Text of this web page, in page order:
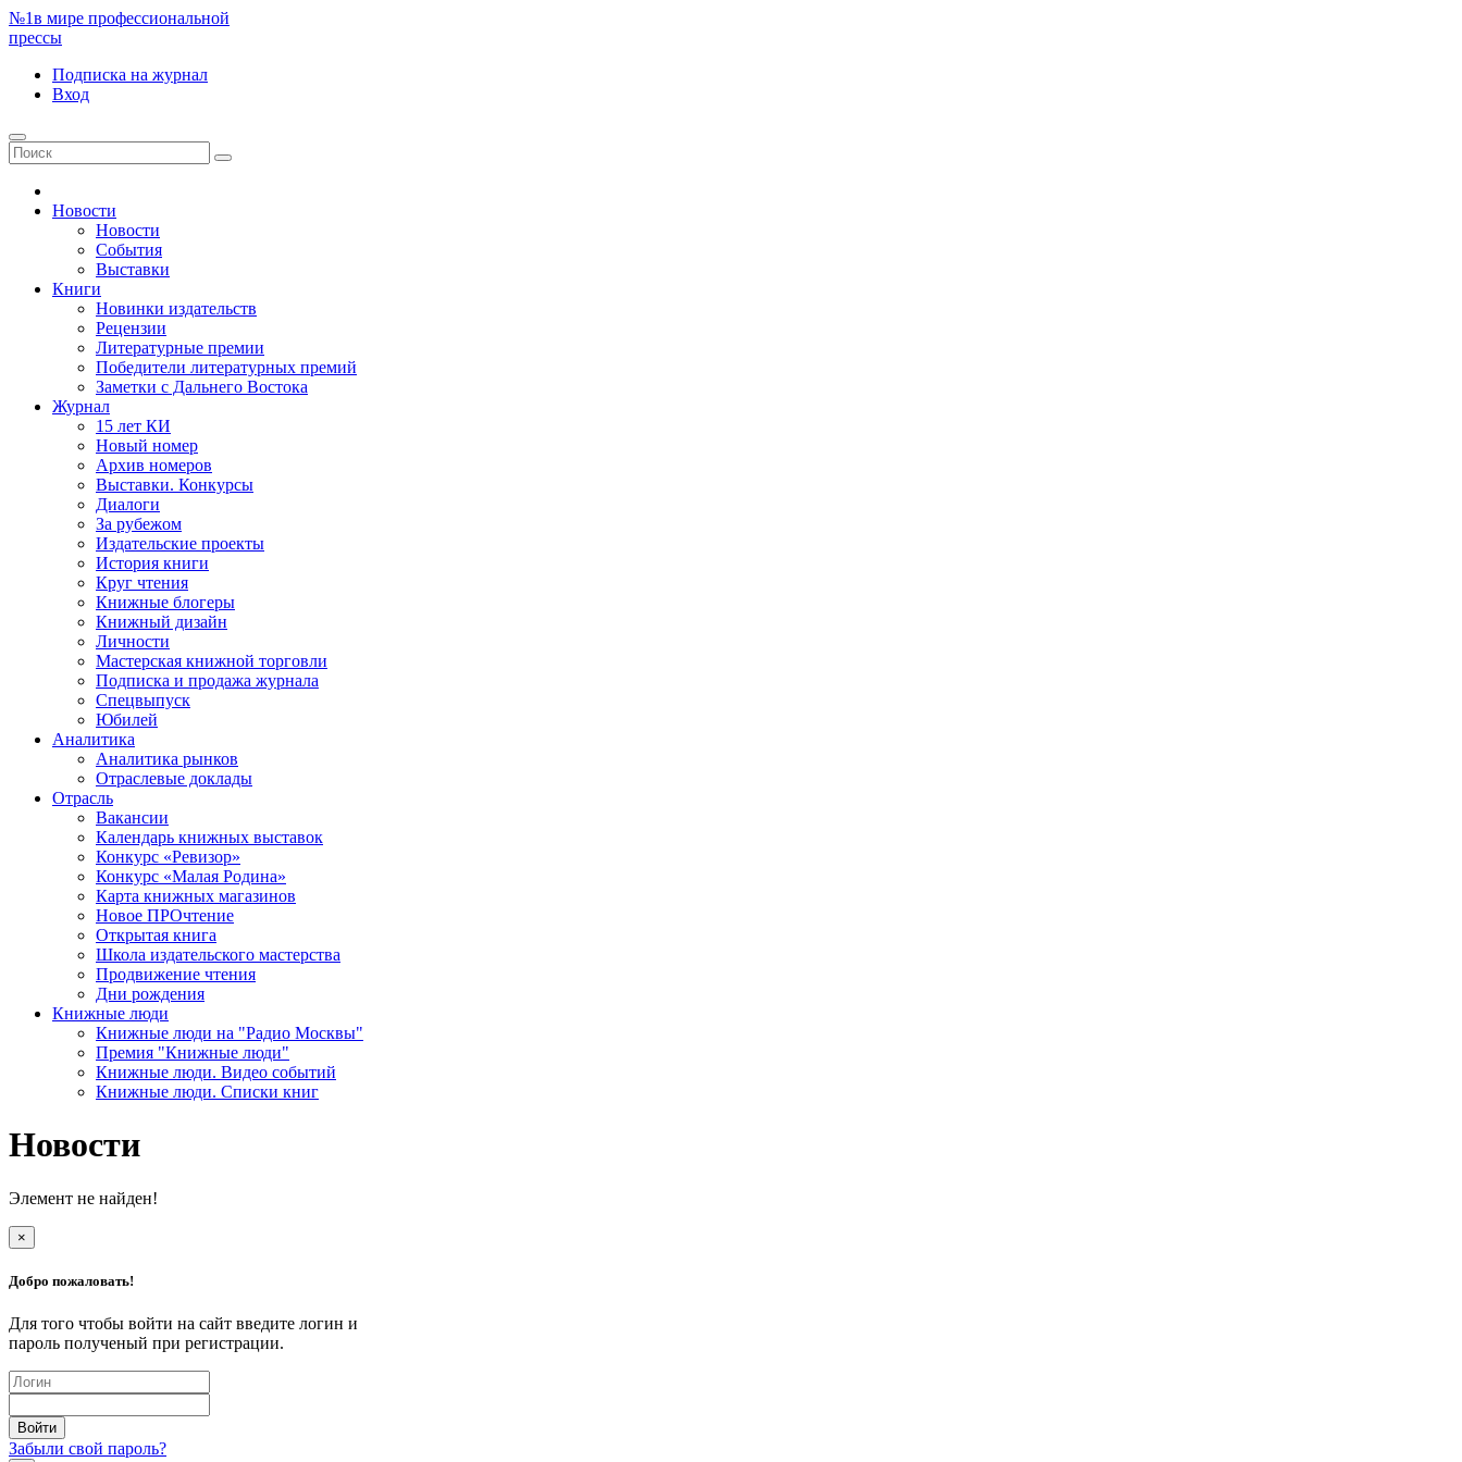
№1в мире профессиональной
прессы
Подписка на журнал
Вход
Новости
Новости
События
Выставки
Книги
Новинки издательств
Рецензии
Литературные премии
Победители литературных премий
Заметки с Дальнего Востока
Журнал
15 лет КИ
Новый номер
Архив номеров
Выставки. Конкурсы
Диалоги
За рубежом
Издательские проекты
История книги
Круг чтения
Книжные блогеры
Книжный дизайн
Личности
Мастерская книжной торговли
Подписка и продажа журнала
Спецвыпуск
Юбилей
Аналитика
Аналитика рынков
Отраслевые доклады
Отрасль
Вакансии
Календарь книжных выставок
Конкурс «Ревизор»
Конкурс «Малая Родина»
Карта книжных магазинов
Новое ПРОчтение
Открытая книга
Школа издательского мастерства
Продвижение чтения
Дни рождения
Книжные люди
Книжные люди на "Радио Москвы"
Премия "Книжные люди"
Книжные люди. Видео событий
Книжные люди. Списки книг
Новости
Элемент не найден!
×
Добро пожаловать!
Для того чтобы войти на сайт введите логин и
пароль полученый при регистрации.
Забыли свой пароль?